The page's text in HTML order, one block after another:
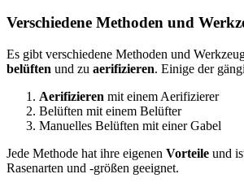
Verschiedene Methoden und
Es gibt verschiedene Methoden und
belüften und zu aerifizieren. Einige der
Aerifizieren mit einem Aerifizierer
Belüften mit einem Belüfter
Manuelles Belüften mit einer Gabel
Jede Methode hat ihre eigenen Vorteile und
Rasenarten und -größen geeignet.